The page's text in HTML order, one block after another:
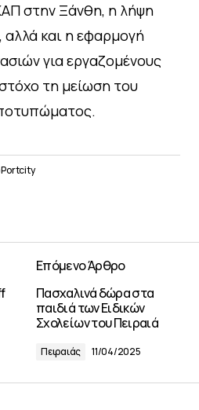
στην Ξάνθη, η λήψη
και η εφαρμογή
για εργαζομένους
τη μείωση του
Portcity
Επόμενο Άρθρο
Πασχαλινά δώρα στα
παιδιά των Ειδικών
Σχολείων του Πειραιά
Πειραιάς 11/04/2025